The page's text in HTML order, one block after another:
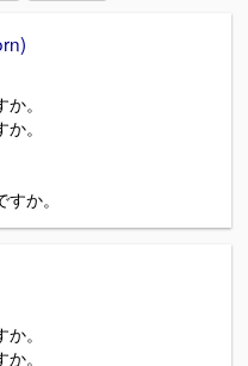
。
。
か。
。
。